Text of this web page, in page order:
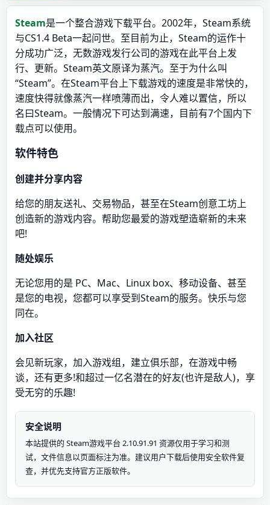
Steam是一个整合游戏下载平台。2002年，Steam系统
与CS1.4 Beta一起问世。至目前为止，Steam的运作十
分成功广泛，无数游戏发行公司的游戏在此平台上发
行、更新。Steam英文原译为蒸汽。至于为什么叫
“Steam”。在Steam平台上下载游戏的速度是非常快的，
速度快得就像蒸汽一样喷薄而出，令人难以置信，所以
名曰Steam。一般情况下可达到满速，目前有7个国内下
载点可以使用。
软件特色
创建并分享内容
给您的朋友送礼、交易物品，甚至在Steam创意工坊上
创造新的游戏内容。帮助您最爱的游戏塑造崭新的未来
吧!
随处娱乐
无论您用的是 PC、Mac、Linux box、移动设备、甚至
是您的电视，您都可以享受到Steam的服务。快乐与您
同在。
加入社区
会见新玩家，加入游戏组，建立俱乐部，在游戏中畅
谈，还有更多!和超过一亿名潜在的好友(也许是敌人)，享
受无穷的乐趣!
安全说明
本站提供的 Steam游戏平台 2.10.91.91 资源仅用于学习和测
试，文件信息以页面标注为准。建议用户下载后使用安全软件复
查，并优先支持官方正版软件。